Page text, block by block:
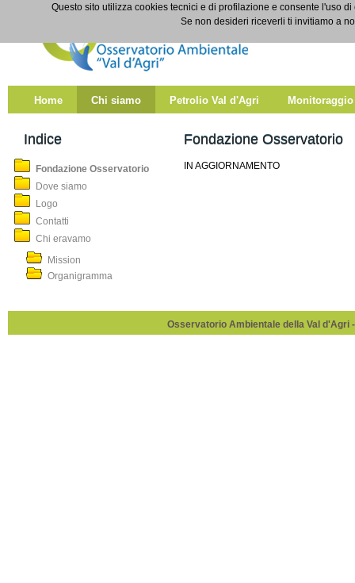
Salta al contenuto
Fondazione Osservatorio
Home Chi siamo Petrolio Val d'Agri Monitoraggio
Indice
Fondazione Osservatorio
Dove siamo
Logo
Contatti
Chi eravamo
Mission
Organigramma
Fondazione Osservatorio
IN AGGIORNAMENTO
Osservatorio Ambientale della Val d'Agri
Questo sito utilizza cookies tecnici e di profilazione e consente l'uso
Se non desideri riceverli ti invitiamo a